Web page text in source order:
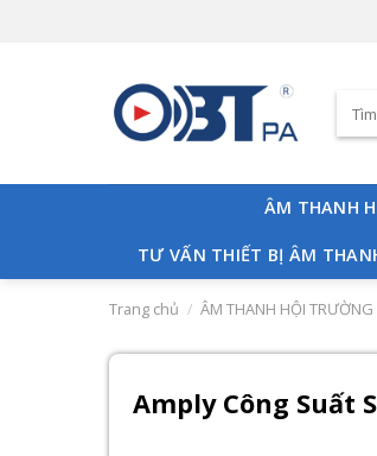
Tìm
kiếm:
ÂM THANH
TƯ VẤN THIẾT BỊ ÂM
Trang chủ / ÂM THANH HỘI TRƯỜNG
Amply Công Suất